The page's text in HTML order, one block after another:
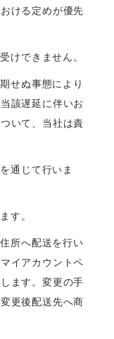
ける定めが優先
けできません。
せぬ事態により
該遅延に伴いお
いて、当社は責
通じて行いま
す。
所へ配送を行い
イアカウントペ
ます。変更の手
更後配送先へ商